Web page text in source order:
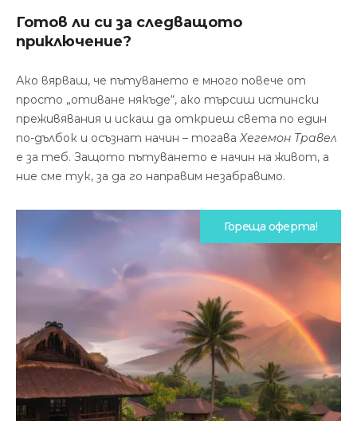
Готов ли си за следващото
приключение?
Ако вярваш, че пътуването е много повече от
просто „отиване някъде“, ако търсиш истински
преживявания и искаш да откриеш света по един
по-дълбок и осъзнат начин – тогава Хегемон Травел
е за теб. Защото пътуването е начин на живот, а
ние сме тук, за да го направим незабравимо.
Гореща оферта!